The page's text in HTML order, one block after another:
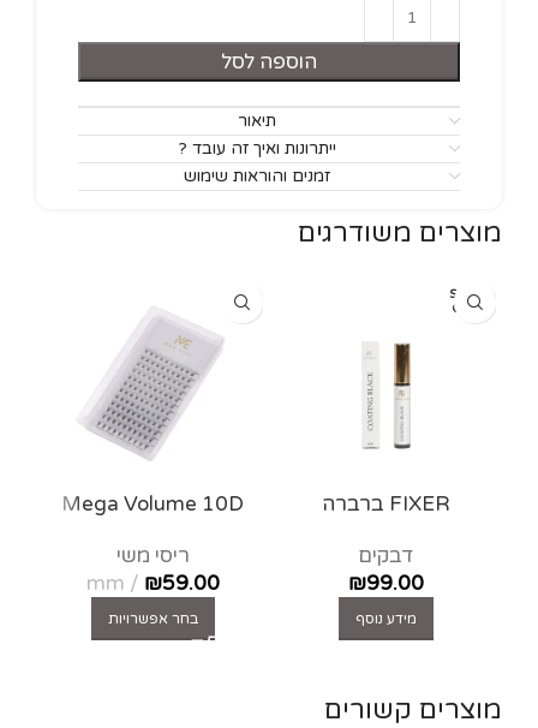
הוספה לסל
תיאור
ייתרונות ואיך זה עובד ?
זמנים והוראות שימוש
מוצרים משודרגים
SOLD
OUT
FIXER ברברה
דבקים
₪99.00
מידע נוסף
Mega Volume 10D
ריסי משי
₪59.00
mm
בחר אפשרויות
מוצרים קשורים